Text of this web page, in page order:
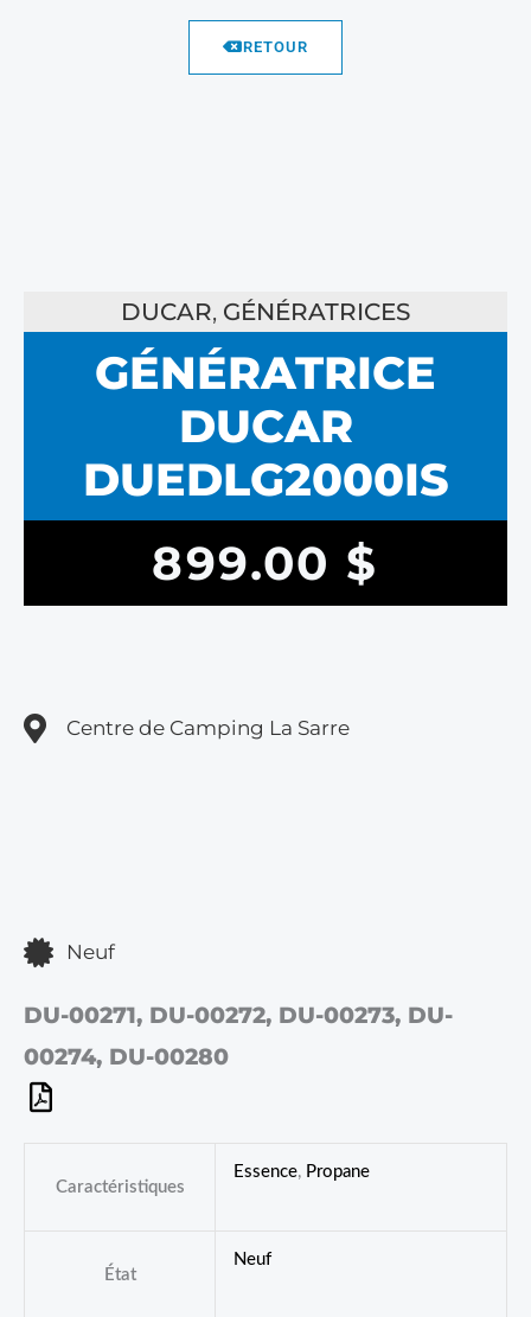
RETOUR
DUCAR, GÉNÉRATRICES
GÉNÉRATRICE
DUCAR
DUEDLG2000IS
899.00 $
Centre de Camping La Sarre
Neuf
DU-00271, DU-00272, DU-00273, DU-
00274, DU-00280
Caractéristiques
Essence, Propane
État
Neuf